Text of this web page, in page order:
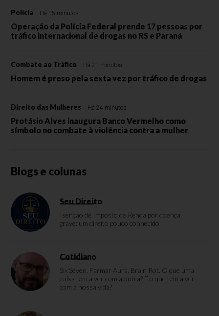
Polícia Há 15 minutos
Operação da Polícia Federal prende 17 pessoas por
tráfico internacional de drogas no RS e Paraná
Combate ao Tráfico Há 21 minutos
Homem é preso pela sexta vez por tráfico de drogas
Direito das Mulheres Há 24 minutos
Protásio Alves inaugura Banco Vermelho como
símbolo no combate à violência contra a mulher
Blogs e colunas
Seu Direito
Isenção de Imposto de Renda por doença
grave: um direito pouco conhecido
Cotidiano
Six Seven, Farmar Aura, Brain Rot. O que uma
coisa tem a ver com a outra? E o que tem a ver
com a nossa vida?